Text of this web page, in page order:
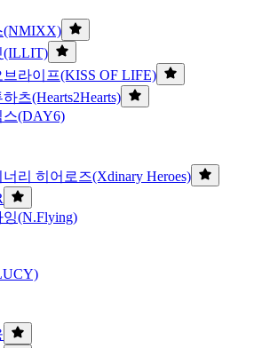
(NMIXX)
(ILLIT)
브라이프(KISS OF LIFE)
츠(Hearts2Hearts)
스(DAY6)
리 히어로즈(Xdinary Heroes)
잉(N.Flying)